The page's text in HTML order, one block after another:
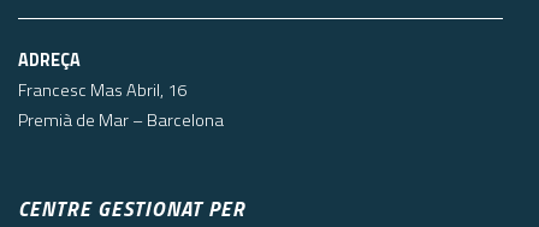
ADREÇA
Francesc Mas Abril, 16
Premià de Mar – Barcelona
CENTRE GESTIONAT PER